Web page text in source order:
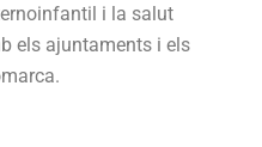
i la salut
els ajuntaments i els